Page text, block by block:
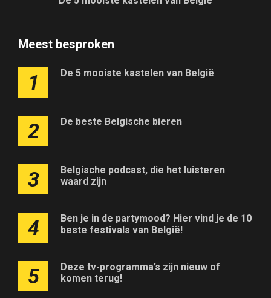
Meest besproken
1 De 5 mooiste kastelen van België
2 De beste Belgische bieren
3
Belgische podcast, die het luisteren
waard zijn
4
Ben je in de partymood? Hier vind je de 10
beste festivals van België!
5
Deze tv-programma’s zijn nieuw of
komen terug!